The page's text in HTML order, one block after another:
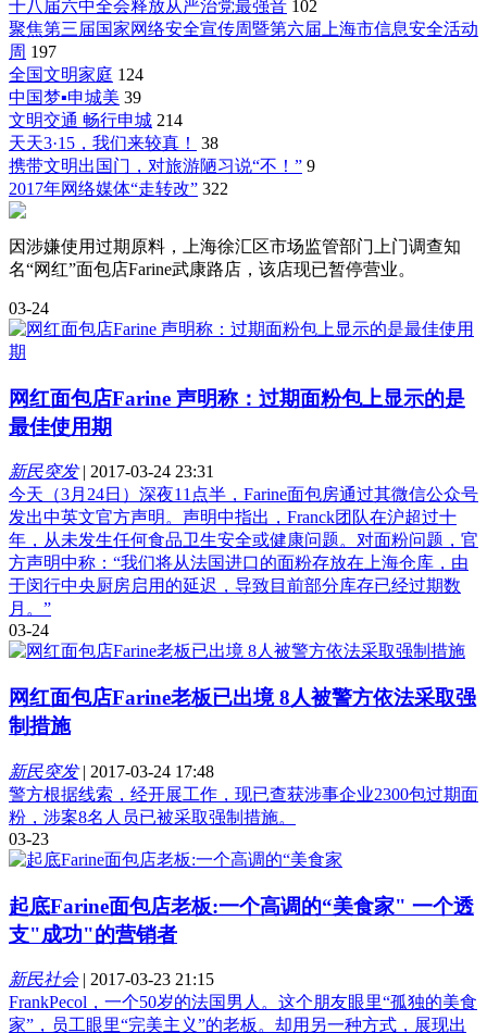
十八届六中全会释放从严治党最强音 102
聚焦第三届国家网络安全宣传周暨第六届上海市信息安全活动
周 197
全国文明家庭 124
中国梦▪申城美 39
文明交通 畅行申城 214
天天3·15，我们来较真！
38
携带文明出国门，对旅游陋习说“不！” 9
2017年网络媒体“走转改” 322
因涉嫌使用过期原料，上海徐汇区市场监管部门上门调查知
名“网红”面包店Farine武康路店，该店现已暂停营业。
03-24
网红面包店Farine 声明称：过期面粉包上显示的是
最佳使用期
新民突发| 2017-03-24 23:31
今天（3月24日）深夜11点半，Farine面包房通过其微信公众号
发出中英文官方声明。声明中指出，Franck团队在沪超过十
年，从未发生任何食品卫生安全或健康问题。对面粉问题，官
方声明中称：“我们将从法国进口的面粉存放在上海仓库，由
于闵行中央厨房启用的延迟，导致目前部分库存已经过期数
月。”
03-24
网红面包店Farine老板已出境 8人被警方依法采取强
制措施
新民突发| 2017-03-24 17:48
警方根据线索，经开展工作，现已查获涉事企业2300包过期面
粉，涉案8名人员已被采取强制措施。
03-23
起底Farine面包店老板:一个高调的“美食家" 一个透
支"成功"的营销者
新民社会| 2017-03-23 21:15
FrankPecol，一个50岁的法国男人。这个朋友眼里“孤独的美食
家”，员工眼里“完美主义”的老板。却用另一种方式，展现出